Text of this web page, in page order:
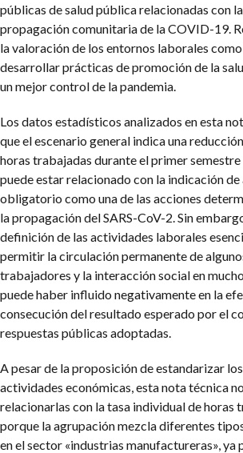
públicas de salud pública relacionadas con
propagación comunitaria de la COVID-19.
la valoración de los entornos laborales
desarrollar prácticas de promoción de la
un mejor control de la pandemia.
Los datos estadísticos analizados en esta
que el escenario general indica una
horas trabajadas durante el primer semestre
puede estar relacionado con la indicación
obligatorio como una de las acciones
la propagación del SARS-CoV-2. Sin
definición de las actividades laborales
permitir la circulación permanente de
trabajadores y la interacción social en
puede haber influido negativamente en la
consecución del resultado esperado por el
respuestas públicas adoptadas.
A pesar de la proposición de estandarizar
actividades económicas, esta nota técnica
relacionarlas con la tasa individual de horas
porque la agrupación mezcla diferentes
en el sector «industrias manufactureras», ya